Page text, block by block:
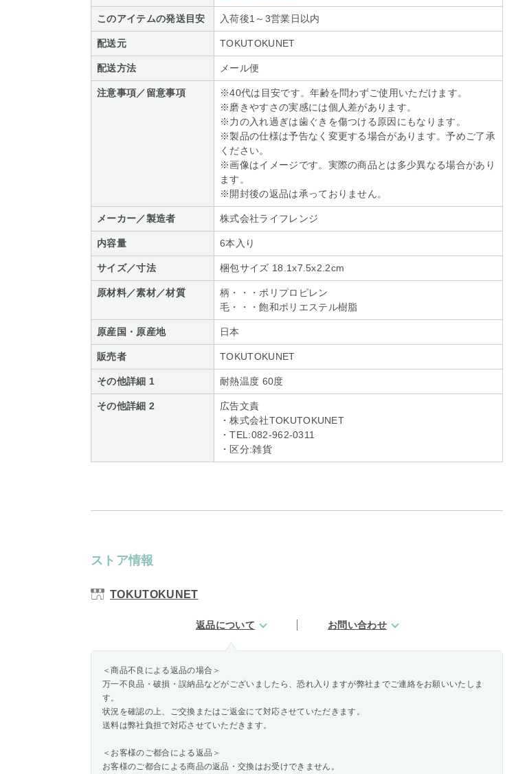
このアイテムの発送目安 入荷後1～3営業日以内
配送元 TOKUTOKUNET
配送方法 メール便
注意事項／留意事項
※40代は目安です。年齢を問わずご使用いただけます。
※磨きやすさの実感には個人差があります。
※力の入れ過ぎは歯ぐきを傷つける原因にもなります。
※製品の仕様は予告なく変更する場合があります。予めご了承
ください。
※画像はイメージです。実際の商品とは多少異なる場合があり
ます。
※開封後の返品は承っておりません。
メーカー／製造者 株式会社ライフレンジ
内容量 6本入り
サイズ／寸法 梱包サイズ 18.1x7.5x2.2cm
原材料／素材／材質
柄・・・ポリプロピレン
毛・・・飽和ポリエステル樹脂
原産国・原産地 日本
販売者 TOKUTOKUNET
その他詳細 1 耐熱温度 60度
その他詳細 2
広告文責
・株式会社TOKUTOKUNET
・TEL:082-962-0311
・区分:雑貨
ストア情報
TOKUTOKUNET
返品について お問い合わせ
＜商品不良による返品の場合＞
万一不良品・破損・誤納品などがございましたら、恐れ入りますが弊社までご連絡をお願いいたしま
す。
状況を確認の上、ご交換またはご返金にて対応させていただきます。
送料は弊社負担で対応させていただきます。
＜お客様のご都合による返品＞
お客様のご都合による商品の返品・交換はお受けできません。